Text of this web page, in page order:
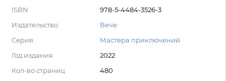
ISBN
978-5-4484-3526-3
Издательство
Вече
Серия
Мастера приключений
Год издания
2022
Кол-во страниц
480